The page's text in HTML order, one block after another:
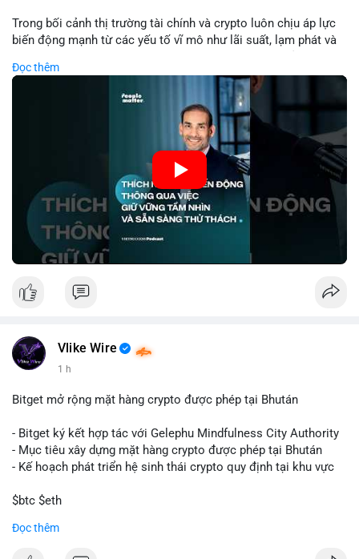
tương tự trong 24 giờ tới để xác nhận xu hướng. Không nên
hành động vội vàng dựa trên một giao dịch đơn lẻ, hãy ưu tiên
#giaodichlon
#tamlycavoi
Trong bối cảnh thị trường tài chính và crypto luôn chịu áp lực
biến động mạnh từ các yếu tố vĩ mô như lãi suất, lạm phát và
chìa khóa để đầu tư viên vượt qua giai đoạn không chắc chắn.
Thay vì phản ứng cảm xúc với những dao động ngắn hạn, các
nhà đầu tư thành công thường tập trung vào nguyên tắc cơ
bản, phân배 tài sản hợp lý và kiên持 theo kế hoạch đã định.
Điều này không chỉ giúp giảm rủi ro mà còn tạo điều kiện để
tận dụng cơ hội khi thị trường phục hồi.
🎥 Xem video trực tiếp tại:
Nguồn: VIETSUCCESS
Đọc thêm
Vlike Wire
1 h
Bitget mở rộng mặt hàng crypto được phép tại Bhután
- Bitget ký kết hợp tác với Gelephu Mindfulness City Authority
- Mục tiêu xây dựng mặt hàng crypto được phép tại Bhután
- Kế hoạch phát triển hệ sinh thái crypto quy định tại khu vực
$btc $eth
#vlikevn
Đọc thêm